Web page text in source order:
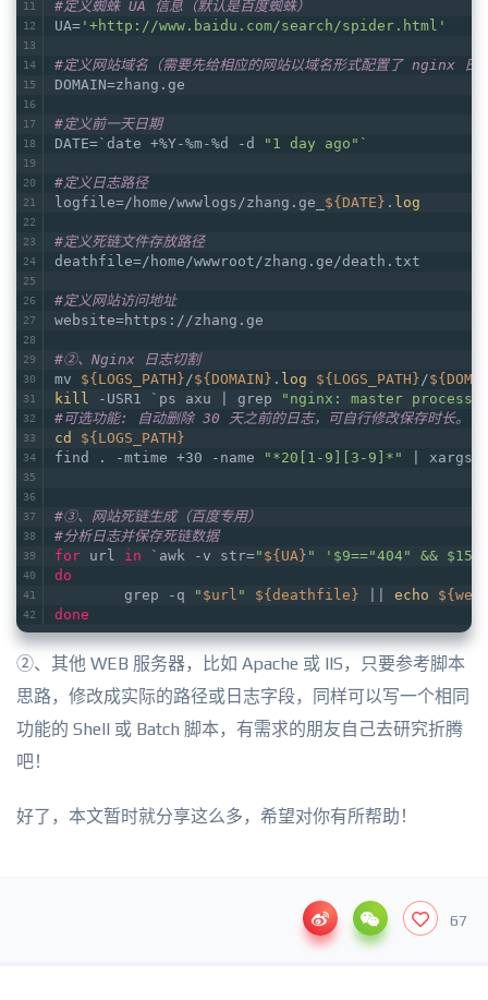
#定义蜘蛛 UA 信息（默认是百度蜘蛛）
UA= '+http://www.baidu.com/search/spider.html'
#定义网站域名（需要先给相应的网站以域名形式配置了 nginx
DOMAIN=zhang.ge
#定义前一天日期
DATE=`date +%Y-%m-%d -d
"1 day ago" `
#定义日志路径
logfile=/home/wwwlogs/zhang.ge_ ${DATE} . log
#定义死链文件存放路径
deathfile=/home/wwwroot/zhang.ge/death.txt
#定义网站访问地址
website=https://zhang.ge
#②、Nginx 日志切割
mv ${LOGS_PATH}/${DOMAIN} . log ${LOGS_PATH}/
kill -USR1 `ps axu | grep "nginx: master process"
#可选功能: 自动删除 30 天之前的日志，可自行修改保存时长。
cd
${LOGS_PATH}
find . -mtime +30 -name
"*20[1-9][3-9]*" | xargs
#③、网站死链生成（百度专用）
#分析日志并保存死链数据
for url in `awk -v str=" ${UA} "
'$9=="404" &&
do
        grep -q
" $url " ${deathfile} echo
done
②、其他 WEB 服务器，比如 Apache 或 IIS，只要参考脚本
思路，修改成实际的路径或日志字段，同样可以写一个相同
功能的 Shell 或 Batch 脚本，有需求的朋友自己去研究折腾
吧！
好了，本文暂时就分享这么多，希望对你有所帮助！
67